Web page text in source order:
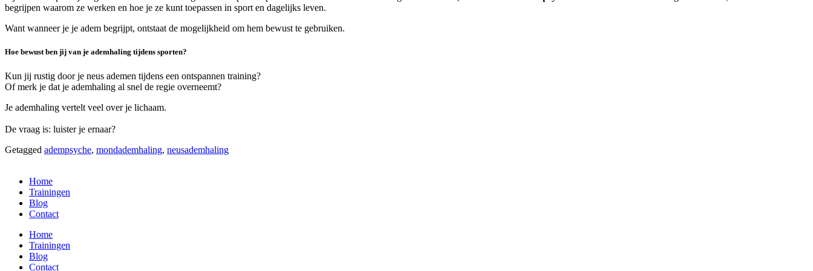
begrijpen waarom ze werken en hoe je ze kunt toepassen in sport en dagelijks leven.
Want wanneer je je adem begrijpt, ontstaat de mogelijkheid om hem bewust te gebruiken.
Hoe bewust ben jij van je ademhaling tijdens sporten?
Kun jij rustig door je neus ademen tijdens een ontspannen training?
Of merk je dat je ademhaling al snel de regie overneemt?
Je ademhaling vertelt veel over je lichaam.
De vraag is: luister je ernaar?
Getagged adempsyche, mondademhaling, neusademhaling
Home
Trainingen
Blog
Contact
Home
Trainingen
Blog
Contact